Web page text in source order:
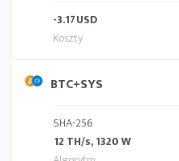
-3.17USD
BTC+SYS
SHA-256
12 TH/s, 1320 W